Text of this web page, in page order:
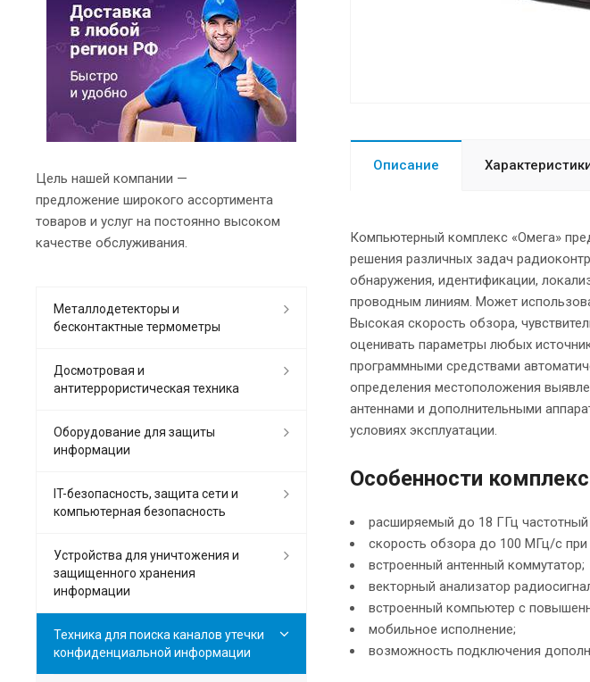
Описание
Компьютерный комплекс «Омега»
решения различных задач
обнаружения, идентификации,
проводным линиям. Может
Высокая скорость обзора,
оценивать параметры любых
программными средствами
определения местоположения
антеннами и дополнительными
условиях эксплуатации.
Особенности
расширяемый до 18 ГГц частотный
скорость обзора до 100 МГц/с при
встроенный антенный коммутатор;
векторный анализатор
встроенный компьютер с
мобильное исполнение;
возможность подключения
Цель нашей компании —
предложение широкого ассортимента
товаров и услуг на постоянно высоком
качестве обслуживания.
Металлодетекторы и
бесконтактные термометры
Досмотровая и
антитеррористическая техника
Оборудование для защиты
информации
IT-безопасность, защита сети и
компьютерная безопасность
Устройства для уничтожения и
защищенного хранения
информации
Техника для поиска каналов утечки
конфиденциальной информации